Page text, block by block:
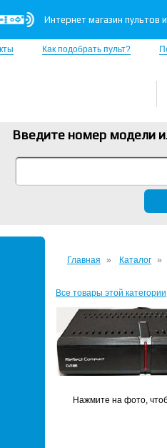
Интернет магазин пультов
Как подобрать пульт?
Введите номер модели
Главная Каталог
Все товары этой категории
Нажмите на фото,